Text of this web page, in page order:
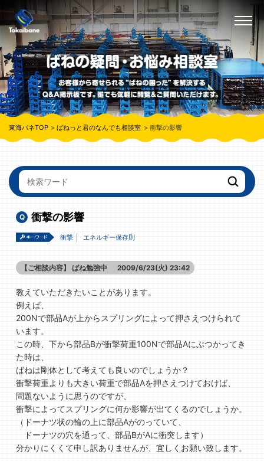
東海バネTOP ばねっと君のなんでも相談室 衝撃の影響
衝撃の影響
衝撃 エネルギー保存則
【ご相談内容】 ばね勉強中 2009/6/23(火) 23:42
教えていただきたいことがあります。
例えば、
200Nで部品Aが上からスプリングによって押さえつけられて
います。
この時、下から部品Bが衝撃荷重100Nで部品Aにぶつかってき
た時は、
ばねは剛体として考えても良いのでしょうか？
衝撃荷重よりも大きい荷重で部品Aを押さえつけておけば、
問題ないように思うのですが、
衝撃によってスプリングに何か影響が出てくるのでしょうか。
（ドーナツ状の輪の上に部品Aがのっていて、
ドーナツの穴を通って、部品BがAに衝突します）
分かりにくくて申し訳ありませんが、宜しくお願い致します。